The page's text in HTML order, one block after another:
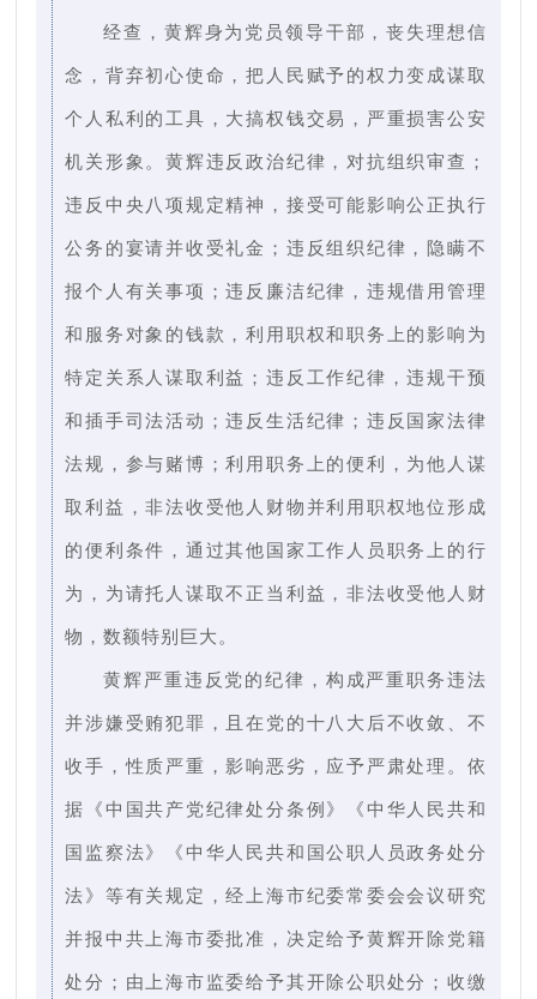
经查，黄辉身为党员领导干部，丧失理想信
念，背弃初心使命，把人民赋予的权力变成谋取
个人私利的工具，大搞权钱交易，严重损害公安
机关形象。黄辉违反政治纪律，对抗组织审查；
违反中央八项规定精神，接受可能影响公正执行
公务的宴请并收受礼金；违反组织纪律，隐瞒不
报个人有关事项；违反廉洁纪律，违规借用管理
和服务对象的钱款，利用职权和职务上的影响为
特定关系人谋取利益；违反工作纪律，违规干预
和插手司法活动；违反生活纪律；违反国家法律
法规，参与赌博；利用职务上的便利，为他人谋
取利益，非法收受他人财物并利用职权地位形成
的便利条件，通过其他国家工作人员职务上的行
为，为请托人谋取不正当利益，非法收受他人财
物，数额特别巨大。
黄辉严重违反党的纪律，构成严重职务违法
并涉嫌受贿犯罪，且在党的十八大后不收敛、不
收手，性质严重，影响恶劣，应予严肃处理。依
据《中国共产党纪律处分条例》《中华人民共和
国监察法》《中华人民共和国公职人员政务处分
法》等有关规定，经上海市纪委常委会会议研究
并报中共上海市委批准，决定给予黄辉开除党籍
处分；由上海市监委给予其开除公职处分；收缴